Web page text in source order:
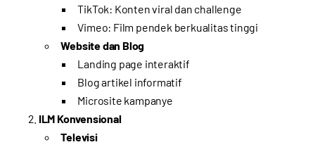
TikTok: Konten viral dan challenge
Vimeo: Film pendek berkualitas tinggi
Website dan Blog
Landing page interaktif
Blog artikel informatif
Microsite kampanye
ILM Konvensional
Televisi